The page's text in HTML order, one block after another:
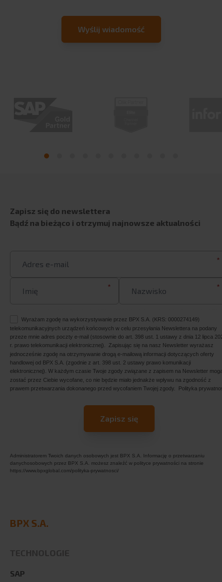
Zapisz się do newslettera
Bądź na bieżąco i otrzymuj najnowsze aktualności
*
* *
Wyrażam zgodę na wykorzystywanie przez BPX S.A. (KRS: 0000274149)
telekomunikacyjnych urządzeń końcowych w celu przesyłania Newslettera na podany
przeze mnie adres poczty e-mail (stosownie do art. 398 ust. 1 ustawy z dnia 12 lipca
r. prawo telekomunikacji elektronicznej). Zapisując się na nasz Newsletter wyrażasz
jednocześnie zgodę na otrzymywanie drogą e-mailową informacji dotyczących oferty
handlowej od BPX S.A. (zgodnie z art. 398 ust. 2 ustawy prawo komunikacji
elektronicznej). W każdym czasie Twoje zgody związane z zapisem na Newsletter
zostać przez Ciebie wycofane, co nie będzie miało jednakże wpływu na zgodność z
prawem przetwarzania dokonanego przed wycofaniem Twojej zgody. Polityka
Administratorem Twoich danych osobowych jest BPX S.A. Informację o przetwarzaniu
danychosobowych przez BPX S.A. możesz znaleźć w polityce prywatności na stronie
https://www.bpxglobal.com/polityka-prywatnosci/
BPX S.A.
SAP